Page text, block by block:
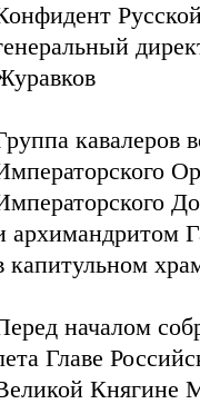
кавалеров
архимандритом
капитульном
началом
Главе
Княгине